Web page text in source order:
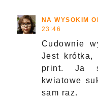
NA WYSOKIM
23:46
Cudownie
Jest krótka,
print. Ja
kwiatowe
sam raz.